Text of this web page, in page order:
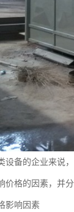
设备的企业来说
价格的因素，并
影响因素